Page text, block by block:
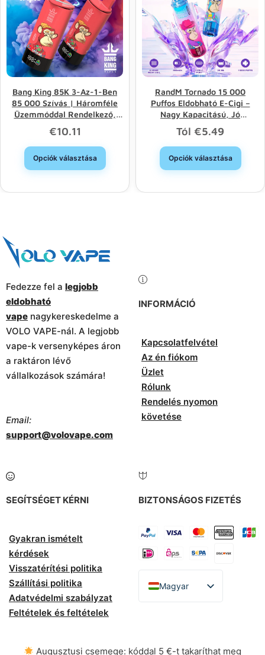
Bang King 85K 3-Az-1-Ben
85 000 Szívás | Háromféle
Üzemmóddal Rendelkező,
Hosszú Élettartamú
Eldobható E-Cigaretta
Nagykereskedelme
€10.11
Opciók választása
RandM Tornado 15 000
Puffos Eldobható E-Cigi –
Nagy Kapacitású, Jó
Választás, Nagykereskedelmi
Kedvezmény
Tól €5.49
Opciók választása
Fedezze fel a legjobb
eldobható
vape nagykereskedelme a
VOLO VAPE-nál. A legjobb
vape-k versenyképes áron
a raktáron lévő
vállalkozások számára!
Email:
support@volovape.com
INFORMÁCIÓ
Kapcsolatfelvétel
Az én fiókom
Üzlet
Rólunk
Rendelés nyomon
követése
SEGÍTSÉGET KÉRNI
Gyakran ismételt
kérdések
Visszatérítési politika
Szállítási politika
Adatvédelmi szabályzat
Feltételek és feltételek
BIZTONSÁGOS FIZETÉS
Magyar
English
Augusztusi csemege: kóddal 5 €-t takaríthat meg